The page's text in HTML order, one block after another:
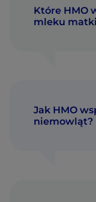
Które HMO
mleku
Jak HMO
niemowląt?